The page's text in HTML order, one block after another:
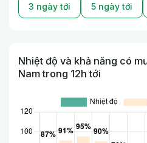
3 ngày tới 5 ngày tới
Nhiệt độ và khả năng có
Nam trong 12h tới